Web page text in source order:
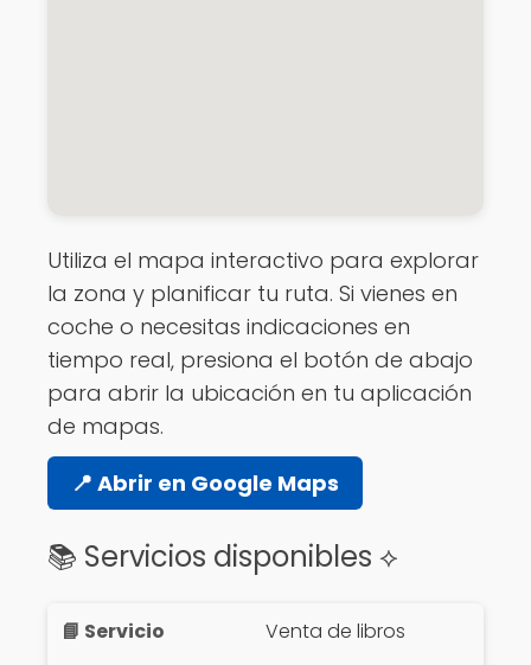
Utiliza el mapa interactivo para explorar
la zona y planificar tu ruta. Si vienes en
coche o necesitas indicaciones en
tiempo real, presiona el botón de abajo
para abrir la ubicación en tu aplicación
de mapas.
📍 Abrir en Google Maps
📚 Servicios disponibles ⟡
Venta de libros